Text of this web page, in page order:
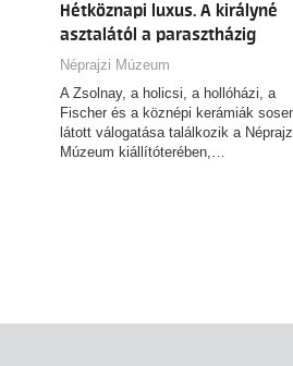
Hétköznapi luxus. A királyné
asztalától a parasztházig
Néprajzi Múzeum
A Zsolnay, a holicsi, a hollóházi, a
Fischer és a köznépi kerámiák
látott válogatása találkozik a
Múzeum kiállítóterében,…